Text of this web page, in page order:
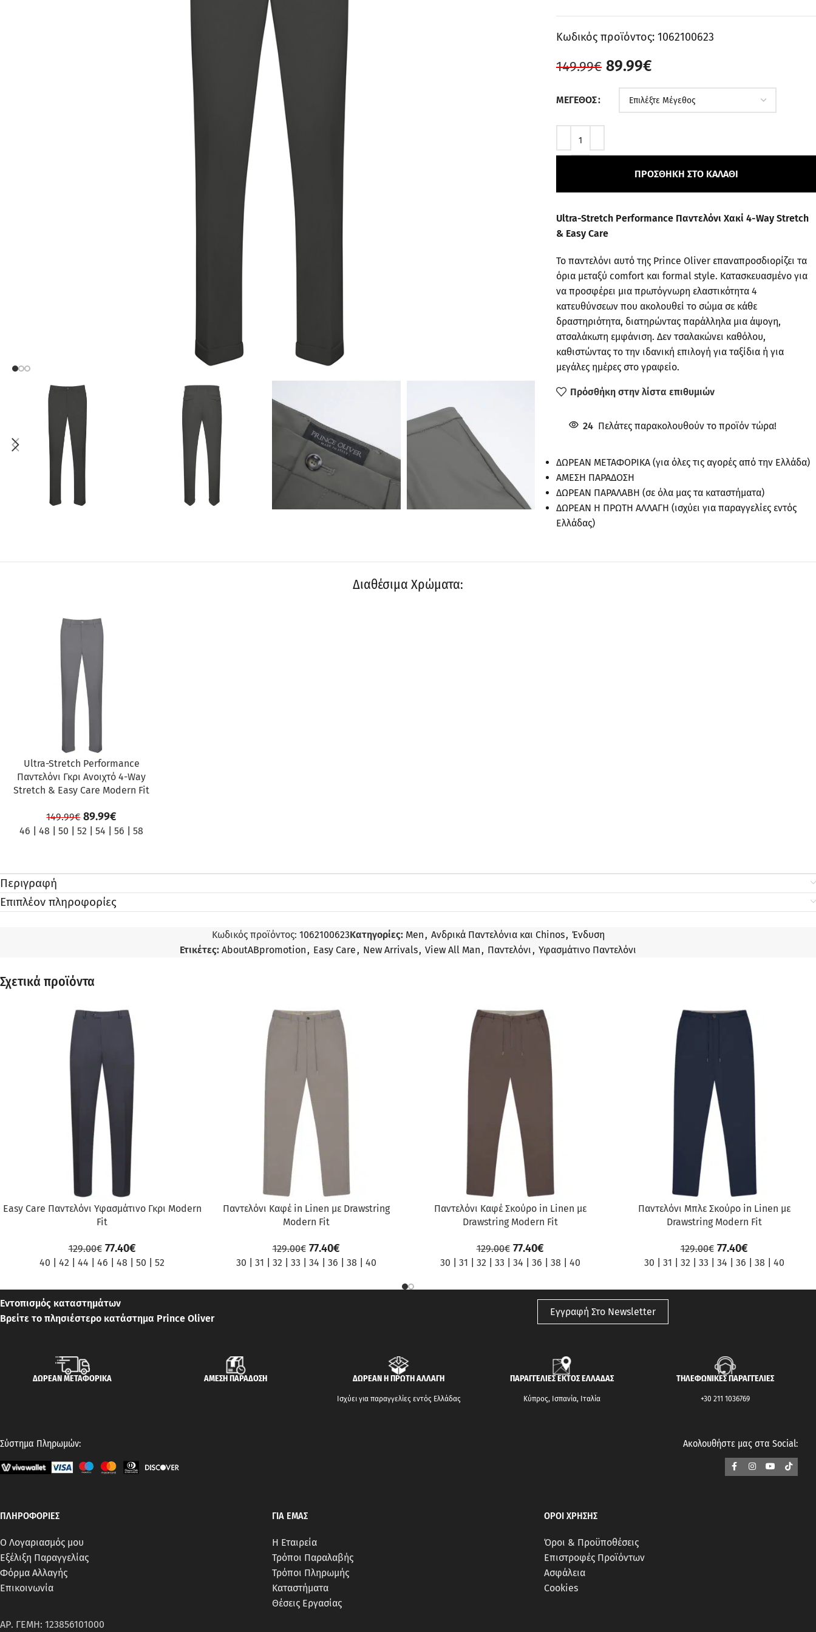
Κωδικός προϊόντος: 1062100623
149.99€ 89.99€
ΜΈΓΕΘΟΣ
ΠΡΟΣΘΉΚΗ ΣΤΟ ΚΑΛΆΘΙ
Ultra-Stretch Performance Παντελόνι Χακί 4-Way Stretch
& Easy Care
Το παντελόνι αυτό της Prince Oliver επαναπροσδιορίζει τα
όρια μεταξύ comfort και formal style. Κατασκευασμένο για
να προσφέρει μια πρωτόγνωρη ελαστικότητα 4
κατευθύνσεων που ακολουθεί το σώμα σε κάθε
δραστηριότητα, διατηρώντας παράλληλα μια άψογη,
ατσαλάκωτη εμφάνιση. Δεν τσαλακώνει καθόλου,
καθιστώντας το την ιδανική επιλογή για ταξίδια ή για
μεγάλες ημέρες στο γραφείο.
Πρόσθήκη στην λίστα επιθυμιών
24 Πελάτες παρακολουθούν το προϊόν τώρα!
ΔΩΡΕΑΝ ΜΕΤΑΦΟΡΙΚΑ (για όλες τις αγορές από την Ελλάδα)
ΑΜΕΣΗ ΠΑΡΑΔΟΣΗ
ΔΩΡΕΑΝ ΠΑΡΑΛΑΒΗ (σε όλα μας τα καταστήματα)
ΔΩΡΕΑΝ Η ΠΡΩΤΗ ΑΛΛΑΓΗ (ισχύει για παραγγελίες εντός
Ελλάδας)
Διαθέσιμα Χρώματα:
ΠΡΟΣΦΟΡΆ
Ultra-Stretch Performance
Παντελόνι Γκρι Ανοιχτό 4-Way
Stretch & Easy Care Modern Fit
149.99€ 89.99€
46 |48 |50 |52 |54 |56 |58
Περιγραφή
Επιπλέον πληροφορίες
Κωδικός προϊόντος: 1062100623Κατηγορίες: Men , Ανδρικά Παντελόνια και Chinos, Ένδυση
Ετικέτες: AboutABpromotion , Easy Care , New Arrivals, View All Man , Παντελόνι , Υφασμάτινο Παντελόνι
Σχετικά προϊόντα
Easy Care Παντελόνι Υφασμάτινο Γκρι Modern
Fit
129.00€ 77.40€
40 42 44 46 48 50 52
Παντελόνι Καφέ in Linen με Drawstring
Modern Fit
129.00€ 77.40€
30 31 32 33 34 36 38 40
Παντελόνι Καφέ Σκούρο in Linen με
Drawstring Modern Fit
129.00€ 77.40€
30 31 32 33 34 36 38 40
Παντελόνι Μπλε Σκούρο in Linen με
Drawstring Modern Fit
129.00€ 77.40€
30 31 32 33 34 36 38 40
Εντοπισμός καταστημάτων
Βρείτε το πλησιέστερο κατάστημα Prince Oliver
Εγγραφή Στο Newsletter
ΔΩΡΕΑΝ ΜΕΤΑΦΟΡΙΚΑ ΑΜΕΣΗ ΠΑΡΑΔΟΣΗ ΔΩΡΕΑΝ Η ΠΡΩΤΗ ΑΛΛΑΓΗ
Ισχύει για παραγγελίες εντός Ελλάδας
ΠΑΡΑΓΓΕΛΙΕΣ ΕΚΤΟΣ ΕΛΛΑΔΑΣ
Κύπρος, Ισπανία, Ιταλία
ΤΗΛΕΦΩΝΙΚΕΣ ΠΑΡΑΓΓΕΛΙΕΣ
+30 211 1036769
Σύστημα Πληρωμών: Ακολουθήστε μας στα Social:
ΠΛΗΡΟΦΟΡΙΕΣ
Ο Λογαριασμός μου
Εξέλιξη Παραγγελίας
Φόρμα Αλλαγής
Επικοινωνία
ΑΡ. ΓΕΜΗ: 123856101000
ΓΙΑ ΕΜΑΣ
Η Εταιρεία
Τρόποι Παραλαβής
Τρόποι Πληρωμής
Καταστήματα
Θέσεις Εργασίας
ΟΡΟΙ ΧΡΗΣΗΣ
Όροι & Προϋποθέσεις
Επιστροφές Προϊόντων
Ασφάλεια
Cookies